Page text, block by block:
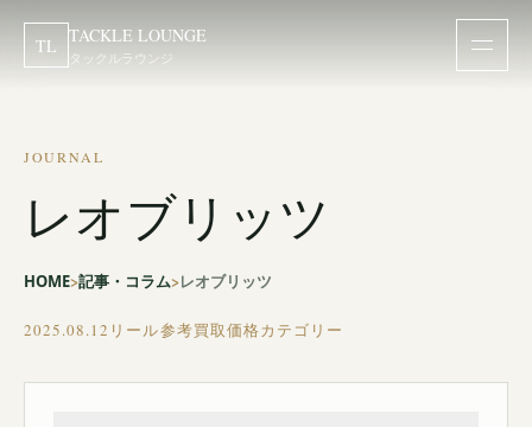
TL TACKLE LOUNGE
タックルラウンジ
JOURNAL
レオブリッツ
HOME 記事・コラム レオブリッツ
2025.08.12 リール参考買取価格カテゴリー